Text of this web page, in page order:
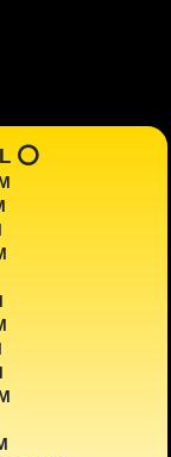
⭕️